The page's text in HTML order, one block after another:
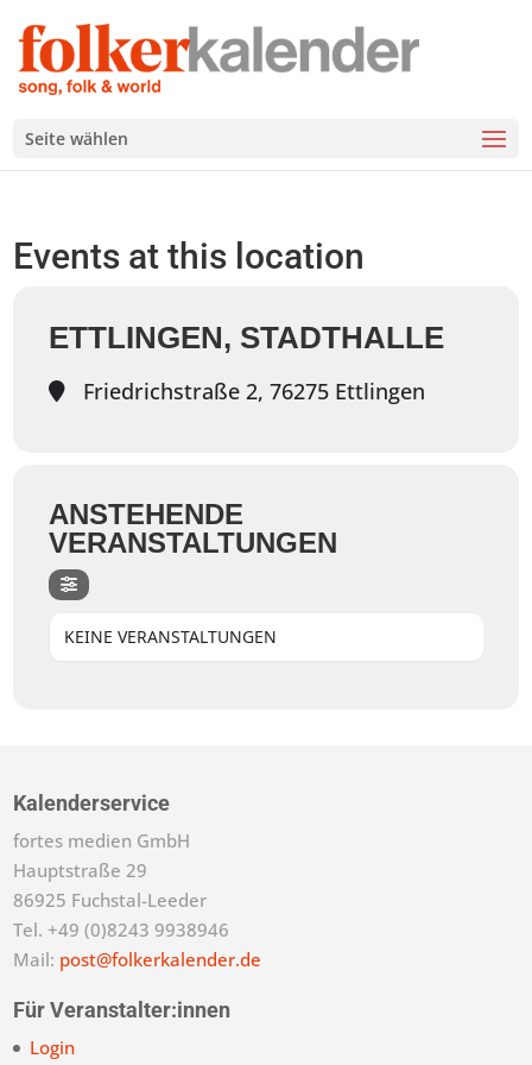
Seite wählen
Events at this location
ETTLINGEN, STADTHALLE
Friedrichstraße 2, 76275 Ettlingen
ANSTEHENDE
VERANSTALTUNGEN
KEINE VERANSTALTUNGEN
Kalenderservice
fortes medien GmbH
Hauptstraße 29
86925 Fuchstal-Leeder
Tel. +49 (0)8243 9938946
Mail: post@folkerkalender.de
Für Veranstalter:innen
Login